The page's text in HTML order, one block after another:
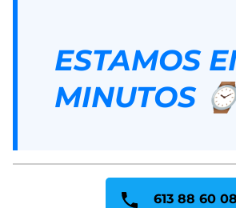
ESTAMOS
MINUTOS
613 88 60 08